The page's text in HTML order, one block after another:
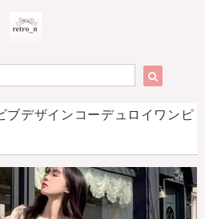
デザインコーデュロイワンピ